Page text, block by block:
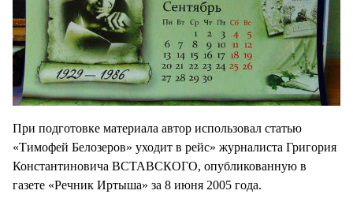
При подготовке материала автор использовал статью
«Тимофей Белозеров» уходит в рейс» журналиста Григория
Константиновича ВСТАВСКОГО, опубликованную в
газете «Речник Иртыша» за 8 июня 2005 года.